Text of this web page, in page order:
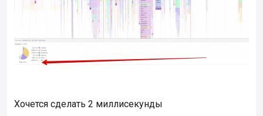
Хочется сделать 2 миллисекунды